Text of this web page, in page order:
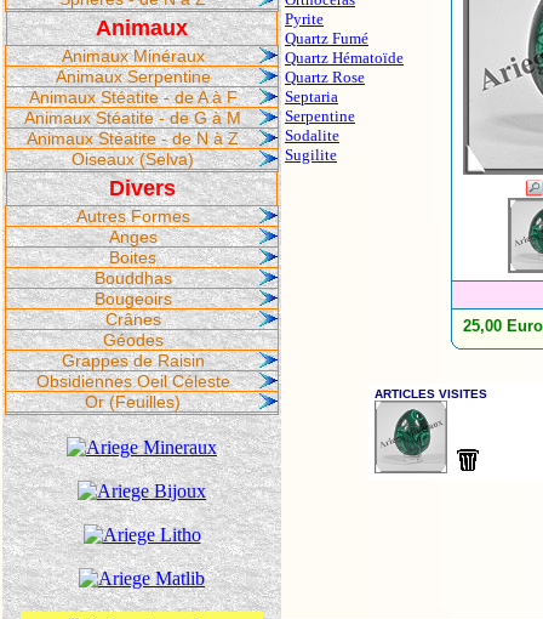
Animaux
Animaux Minéraux
Animaux Serpentine
Animaux Stéatite - de A à F
Animaux Stéatite - de G à M
Animaux Stéatite - de N à Z
Oiseaux (Selva)
Divers
Autres Formes
Anges
Boites
Bouddhas
Bougeoirs
Crânes
Géodes
Grappes de Raisin
Obsidiennes Oeil Céleste
Or (Feuilles)
Pyrite
Quartz Fumé
Quartz Hématoïde
Quartz Rose
Septaria
Serpentine
Sodalite
Sugilite
25,00